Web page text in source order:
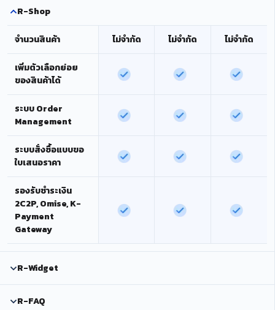
R-Shop
จำนวนสินค้า ไม่จำกัด ไม่จำกัด ไม่จำกัด
เพิ่มตัวเลือกย่อย
ของสินค้าได้
ระบบ Order
Management
ระบบสั่งซื้อแบบขอ
ใบเสนอราคา
รองรับชำระเงิน
2C2P, Omise, K-
Payment
Gateway
R-Widget
R-FAQ